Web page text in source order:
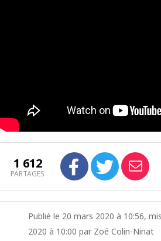
1 612
PARTAGES
Publié le 20 mars 2020 à 10:56,
2020 à 10:00 par Zoé Colin-Ninat